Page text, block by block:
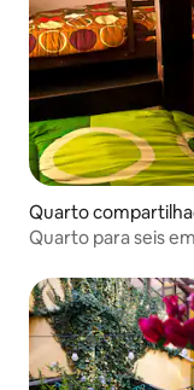
Quarto
Quarto para seis